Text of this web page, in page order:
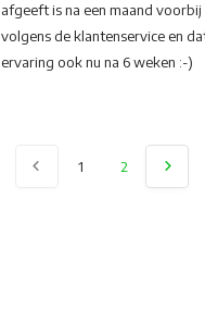
afgeeft is na een maand voorbij
volgens de klantenservice en
ervaring ook nu na 6 weken :-)
1 2